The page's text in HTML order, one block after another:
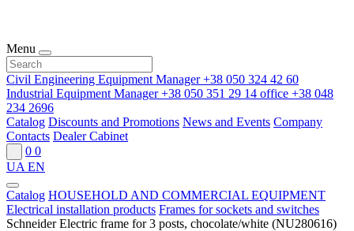
Menu
Civil Engineering Equipment Manager+38 050 324 42 60
Industrial Equipment Manager+38 050 351 29 14 office +38 048
234 2696
Catalog Discounts and Promotions News and Events Company
Contacts Dealer Cabinet
0 0
UA EN
Catalog HOUSEHOLD AND COMMERCIAL EQUIPMENT
Electrical installation products Frames for sockets and switches
Schneider Electric frame for 3 posts, chocolate/white (NU280616)